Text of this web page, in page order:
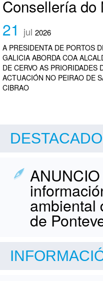
Consellería do
21 jul 2026
A PRESIDENTA DE PORTOS
GALICIA ABORDA COA
DE CERVO AS PRIORIDADES
ACTUACIÓN NO PEIRAO DE
CIBRAO
ambiental
de